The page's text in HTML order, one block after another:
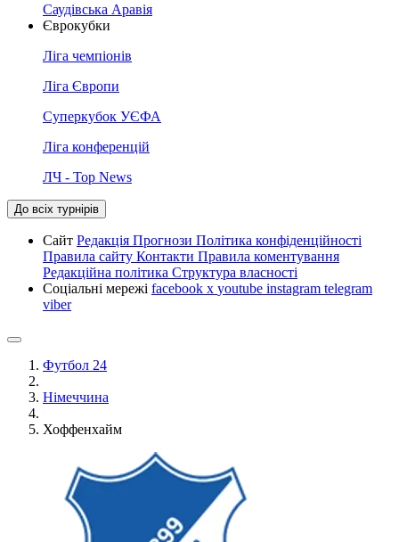
Саудівська Аравія
Єврокубки
Ліга чемпіонів
Ліга Європи
Суперкубок УЄФА
Ліга конференцій
ЛЧ - Top News
До всіх турнірів
Сайт Редакція Прогнози Політика конфіденційності
Правила сайту Контакти Правила коментування
Редакційна політика Структура власності
Соціальні мережі facebook x youtube instagram telegram
viber
Футбол 24
Німеччина
Хоффенхайм